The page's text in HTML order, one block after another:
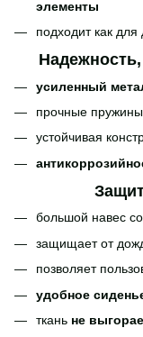
элементы
подходит как
усиленный
прочные
устойчивая
большой навес
защищает от
позволяет
удобное
ткань не